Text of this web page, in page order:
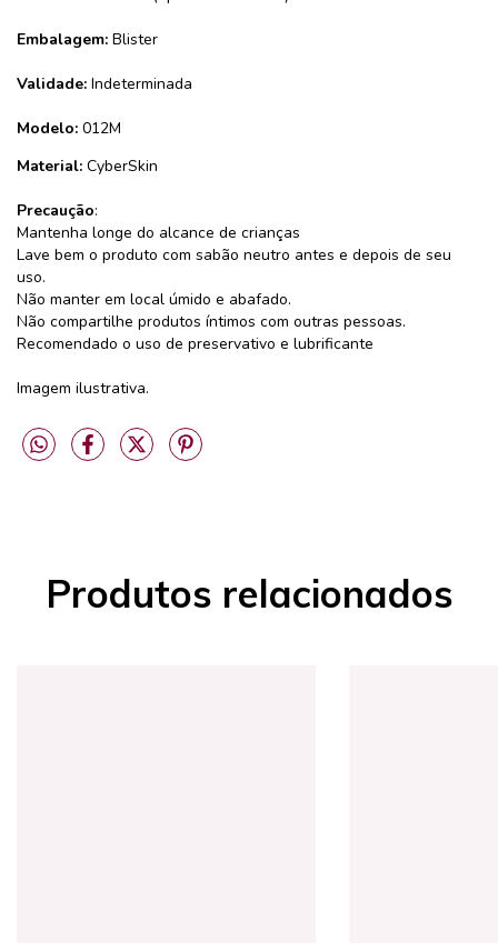
Embalagem: Blister
Validade: Indeterminada
Modelo: 012M
Material: CyberSkin
Precaução:
Mantenha longe do alcance de crianças
Lave bem o produto com sabão neutro antes e depois de seu
uso.
Não manter em local úmido e abafado.
Não compartilhe produtos íntimos com outras pessoas.
Recomendado o uso de preservativo e lubrificante
Imagem ilustrativa.
Produtos relacionados